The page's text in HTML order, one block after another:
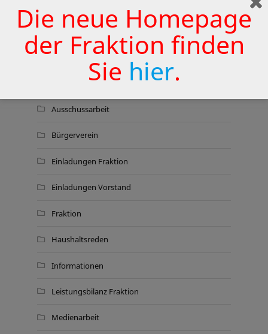
Aktionen
Aktuelles
Anträge – Anfragen – Anregungen
Ausschussarbeit
Bürgerverein
Einladungen Fraktion
Einladungen Vorstand
Fraktion
Haushaltsreden
Informationen
Leistungsbilanz Fraktion
Medienarbeit
Die neue Homepage
der Fraktion finden
Sie hier.